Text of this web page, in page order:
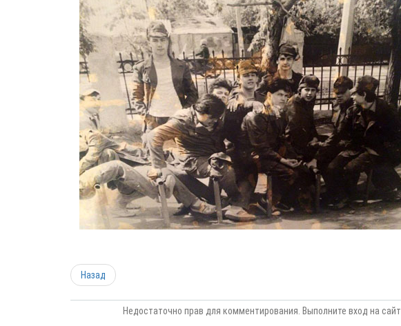
Назад
Недостаточно прав для комментирования. Выполните вход на сайт